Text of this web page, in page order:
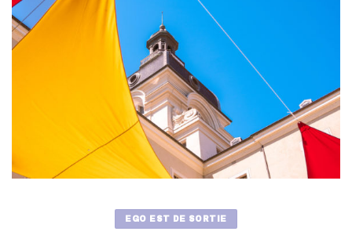
EGO EST DE SORTIE